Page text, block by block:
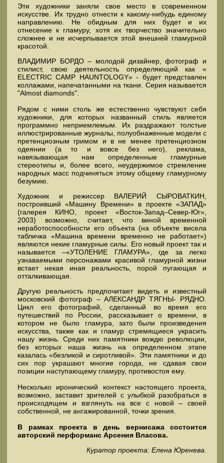
Эти художники заняли свое место в современном
искусстве. Их трудно отнести к какому-нибудь единому
направлению. Не обидным для них будет и их
отнесение к гламуру, хотя их творчество значительно
сложнее и не исчерпывается этой внешней гламурной
красотой.
ВЛАДИМИР БОРДО – молодой дизайнер, фотограф и
стилист, свою деятельность определяющий как «
ELECTRIC CAMP HAUNTOLOGY» - будет представлен
коллажами, напечатанными на ткани. Серия называется
"Almost diamonds".
Рядом с ними столь же естественно чувствуют себя
художники, для которых названный стиль является
программно неприемлемым. Их раздражают толстые
иллюстрированные журналы, полуобнаженные модели с
претенциозным гримом и в не менее претенциозном
одеянии (а то и вовсе без него), реклама,
навязывающая нам определенные гламурные
стереотипы и, более всего, неудержимое стремление
народных масс подчиняться этому общему гламурному
безумию.
Художник и режиссер ВАЛЕРИЙ СЫРОВАТКИН,
построивший «Машину Времени» в проекте «ЗАПАД»
(галерея КИНО, проект «Восток-Запад–Север-Юг»,
2003) возможно, считает, что виной временной
неработоспособности его объекта (на объекте висела
табличка «Машина времени временно не работает»)
являются некие гламурные силы. Его новый проект так и
называется –«УТОЛЕНИЕ ГЛАМУРА», где за легко
узнаваемыми персонажами красивой гламурной жизни
встает некая иная реальность, порой пугающая и
отталкивающая.
Другую реальность предпочитает видеть и известный
московский фотограф – АЛЕКСАНДР ТЯГНЫ- РЯДНО.
Цикл его фотографий, сделанный во время его
путешествий по России, рассказывает о времени, в
котором не было гламура, зато были произведения
искусства, также как и гламур стремящиеся украсить
нашу жизнь. Среди них памятники вождю революции,
без которых наша жизнь на определенном этапе
казалась «безликой и сиротливой». Эти памятники и до
сих пор украшают многие города, не сдавая свои
позиции наступающему гламуру, противостоя ему.
Несколько иронический контекст настоящего проекта,
возможно, заставит зрителей с улыбкой разобраться в
происходящем и взглянуть на все с новой – своей
собственной, не ангажированной, точки зрения.
В рамках проекта в день вернисажа состоится
авторский перформанс Арсения Власова.
Куратор проекта: Елена Юренева.